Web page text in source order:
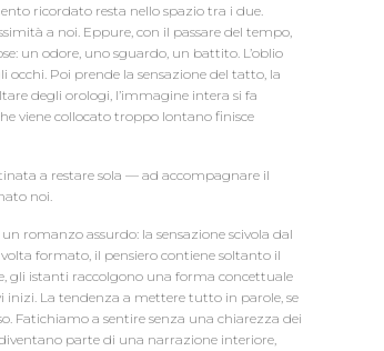
ricordato resta nello spazio tra i due.
a noi. Eppure, con il passare del tempo,
un odore, uno sguardo, un battito. L’oblio
occhi. Poi prende la sensazione del tatto, la
degli orologi, l’immagine intera si fa
viene collocato troppo lontano finisce
a restare sola — ad accompagnare il
noi.
romanzo assurdo: la sensazione scivola dal
formato, il pensiero contiene soltanto il
gli istanti raccolgono una forma concettuale
inizi. La tendenza a mettere tutto in parole, se
Fatichiamo a sentire senza una chiarezza dei
parte di una narrazione interiore,